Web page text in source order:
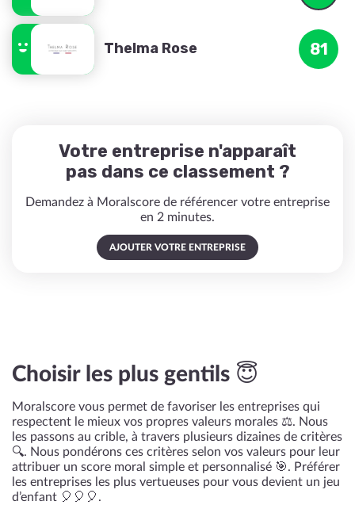
Thelma Rose 81
Votre entreprise n'apparaît
pas dans ce classement ?
Demandez à Moralscore de référencer votre entreprise
en 2 minutes.
AJOUTER VOTRE ENTREPRISE
Choisir les plus gentils 😇
Moralscore vous permet de favoriser les entreprises qui
respectent le mieux vos propres valeurs morales ⚖️. Nous
les passons au crible, à travers plusieurs dizaines de critères
🔍. Nous pondérons ces critères selon vos valeurs pour leur
attribuer un score moral simple et personnalisé 🎯. Préférer
les entreprises les plus vertueuses pour vous devient un jeu
d’enfant 🎈🎈🎈.